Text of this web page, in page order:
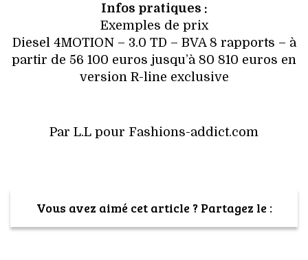
Infos pratiques :
Exemples de prix
Diesel 4MOTION – 3.0 TD – BVA 8 rapports – à
partir de 56 100 euros jusqu’à 80 810 euros en
version R-line exclusive
Par L.L pour Fashions-addict.com
Vous avez aimé cet article ? Partagez le :